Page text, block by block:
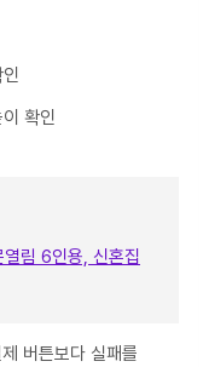
확인
림 6인용, 신혼집
버튼보다 실패를